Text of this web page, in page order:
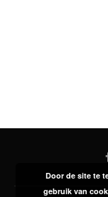
Door de site te
gebruik van